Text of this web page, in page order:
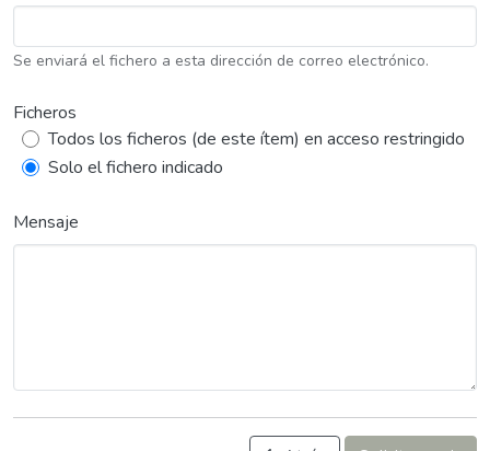
Se enviará el fichero a esta dirección de correo electrónico.
Ficheros
Todos los ficheros (de este ítem) en acceso restringido
Solo el fichero indicado
Mensaje